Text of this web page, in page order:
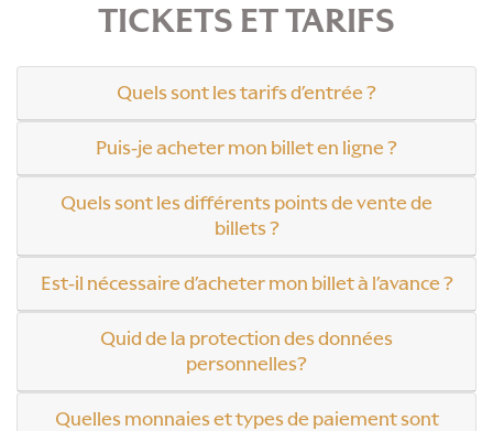
TICKETS ET TARIFS
Quels sont les tarifs d’entrée ?
Puis-je acheter mon billet en ligne ?
Quels sont les différents points de vente de
billets ?
Est-il nécessaire d’acheter mon billet à l’avance ?
Quid de la protection des données
personnelles?
Quelles monnaies et types de paiement sont